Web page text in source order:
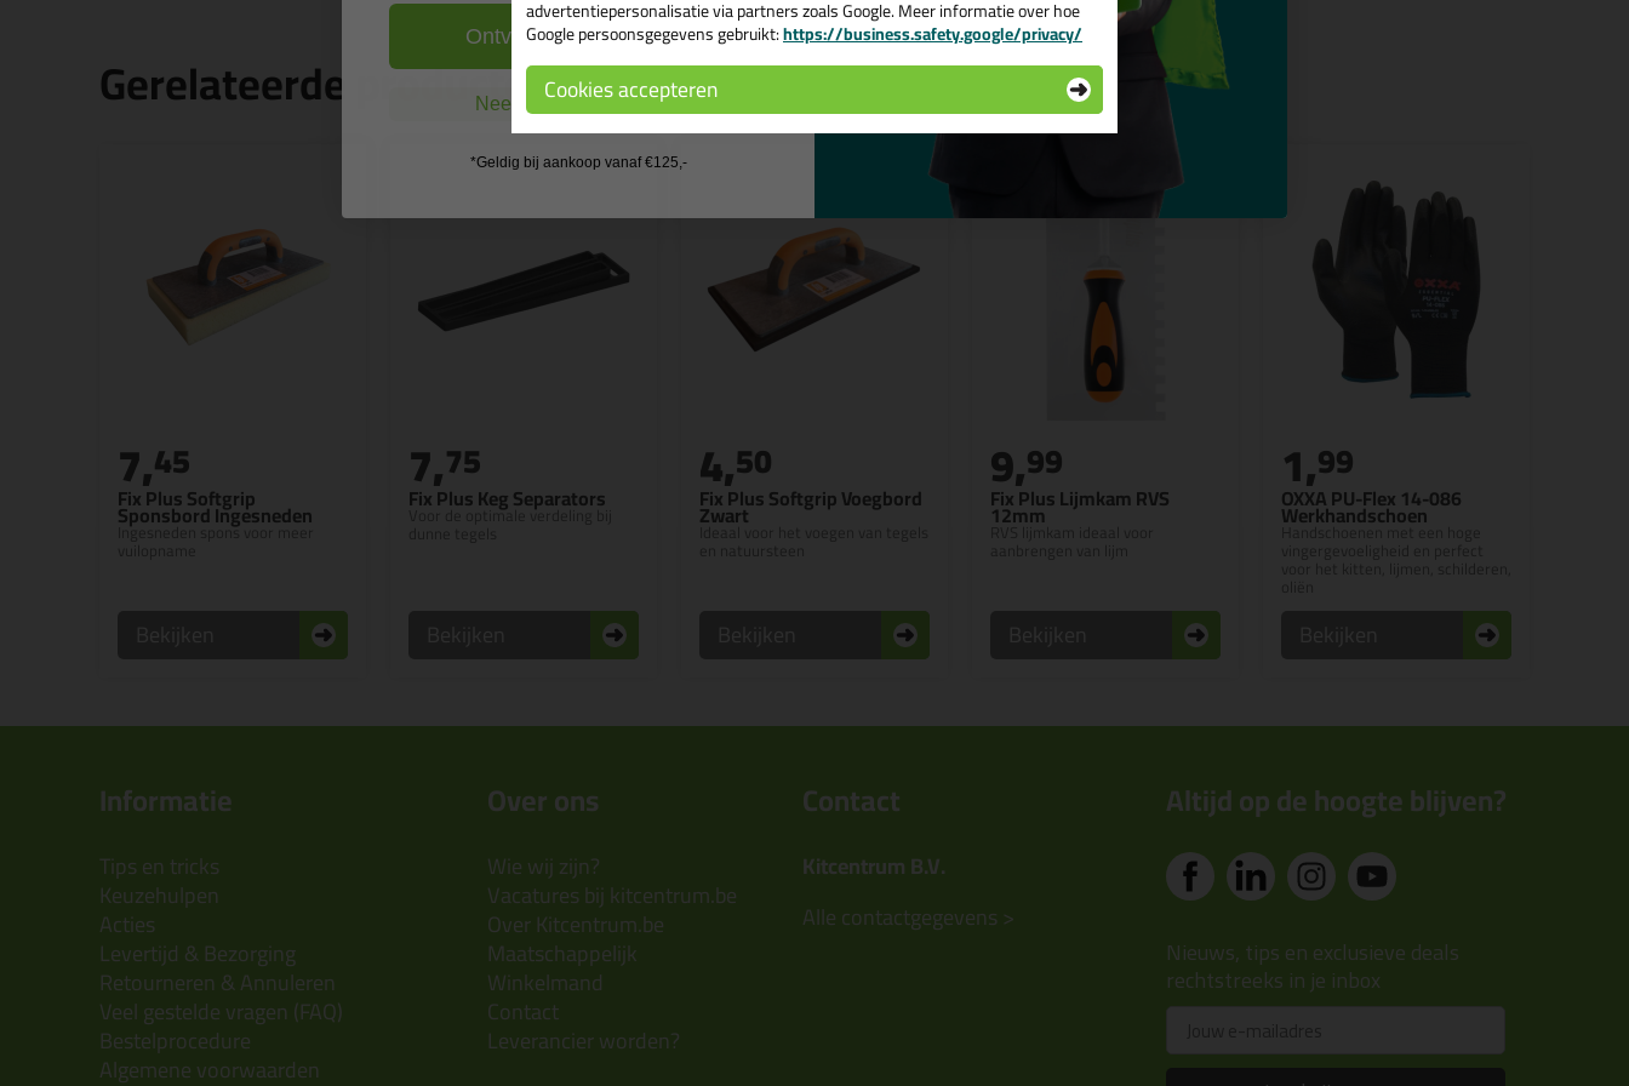
Gerelateerde producten
Fix Plus Softgrip
Sponsbord Ingesneden
Ingesneden spons voor meer
7,45
Fix Plus Keg Separators
Voor de optimale verdeling bij
7,75
Fix Plus Softgrip Voegbord
Zwart
Ideaal voor het voegen van tegels
4,50
Fix Plus Lijmkam RVS
12mm
RVS lijmkam ideaal voor
9,99
OXXA PU-Flex 14-086
Werkhandschoen
Handschoenen met een hoge
1,99
Informatie
Tips en tricks
Keuzehulpen
Acties
Levertijd & Bezorging
Retourneren & Annuleren
Veel gestelde vragen (FAQ)
Bestelprocedure
Algemene voorwaarden
Over ons
Wie wij zijn?
Vacatures bij kitcentrum.be
Over Kitcentrum.be
Maatschappelijk
Winkelmand
Contact
Leverancier worden?
Contact
Kitcentrum B.V.
Alle contactgegevens >
Altijd op de hoogte blijven?
Nieuws, tips en exclusieve deals
rechtstreeks in je inbox
advertentiepersonalisatie via partners zoals Google. Meer informatie over hoe
Google persoonsgegevens gebruikt:https://business.safety.google/privacy/
Cookies accepteren
Ontvang de actiecode ›
Nee, ik wil geen cadeau
*Geldig bij aankoop vanaf €125,-